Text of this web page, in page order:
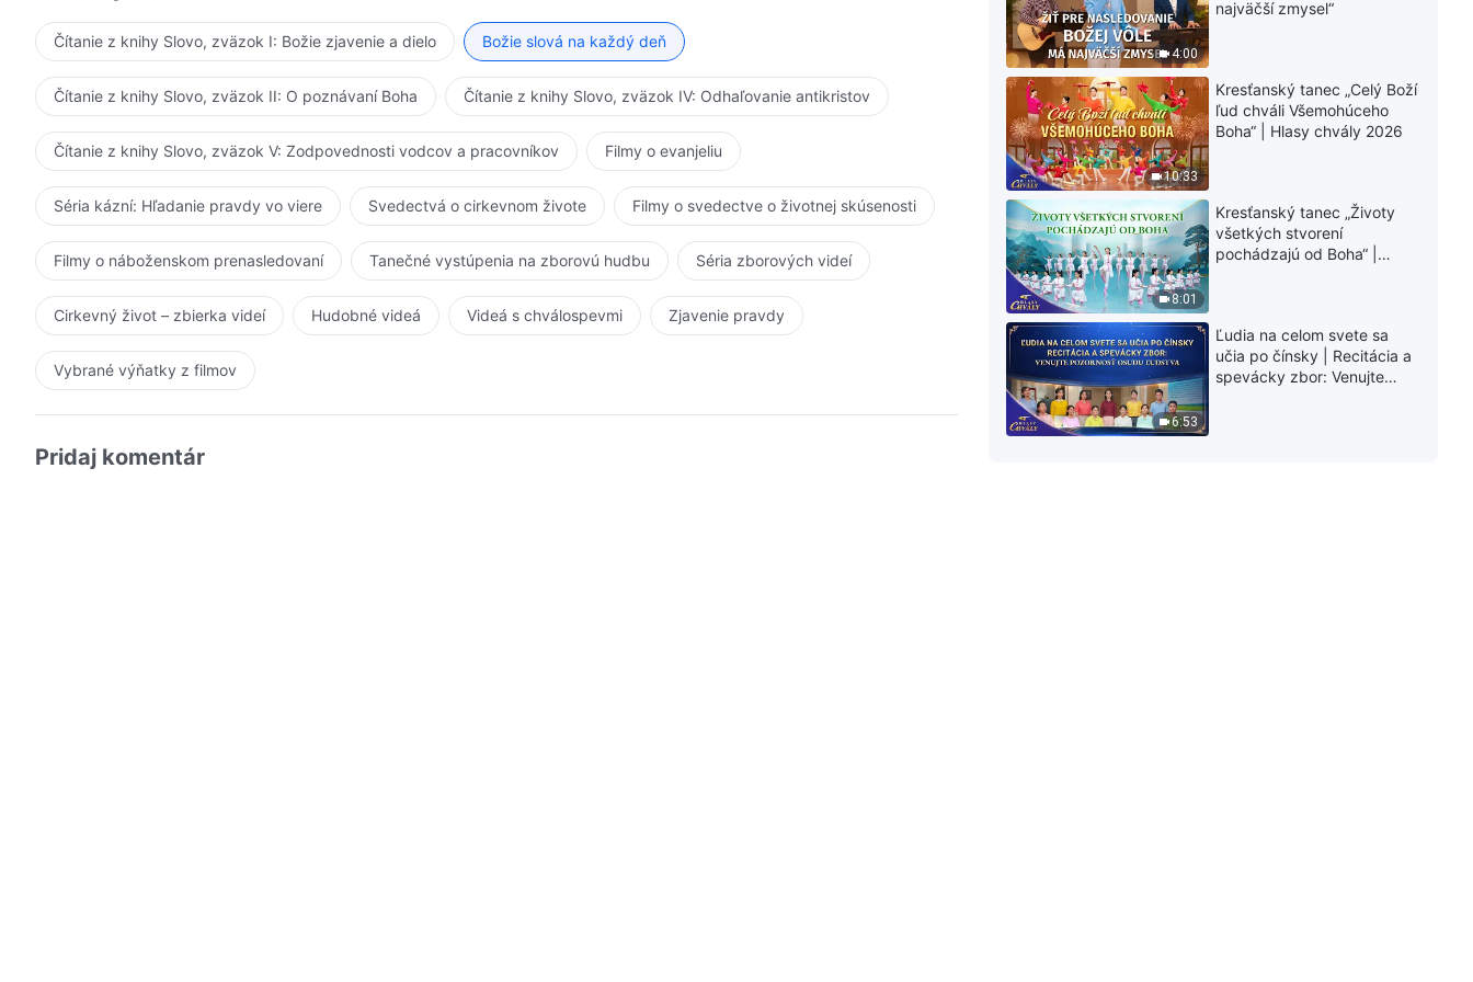
7:32
Vtelenie | Úryvok 120
4:05
Božie slová na každý deň:
Vtelenie | Úryvok 121
8:49
Božie slová na každý deň:
Vtelenie | Úryvok 122
6:42
Božie slová na každý deň:
Vtelenie | Úryvok 123
Čítanie z knihy Slovo, zväzok I: Božie zjavenie a dielo Božie slová na každý deň
Čítanie z knihy Slovo, zväzok II: O poznávaní Boha Čítanie z knihy Slovo, zväzok IV: Odhaľovanie antikristov
Čítanie z knihy Slovo, zväzok V: Zodpovednosti vodcov a pracovníkov Filmy o evanjeliu
Séria kázní: Hľadanie pravdy vo viere Svedectvá o cirkevnom živote Filmy o svedectve o životnej skúsenosti
Filmy o náboženskom prenasledovaní Tanečné vystúpenia na zborovú hudbu Séria zborových videí
Cirkevný život – zbierka videí Hudobné videá Videá s chválospevmi Zjavenie pravdy
Vybrané výňatky z filmov
Pridaj komentár
4:00
najväčší zmysel“
10:33
Kresťanský tanec „Celý Boží
ľud chváli Všemohúceho
Boha“ | Hlasy chvály 2026
8:01
Kresťanský tanec „Životy
všetkých stvorení
pochádzajú od Boha“ |
6:53
Ľudia na celom svete sa
učia po čínsky | Recitácia a
spevácky zbor: Venujte